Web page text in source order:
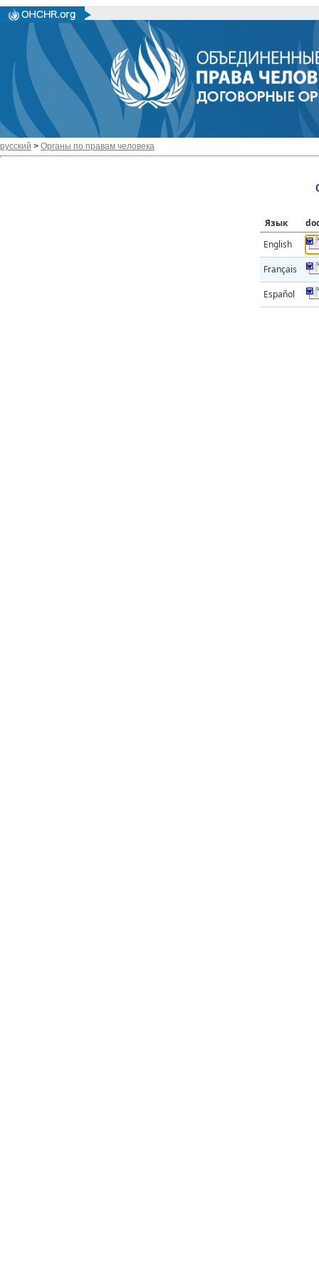
русский > Органы по правам человека
Язык
English
Français
Español